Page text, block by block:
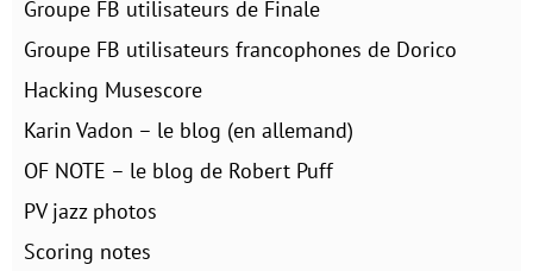
Groupe FB utilisateurs de Finale
Groupe FB utilisateurs francophones de Dorico
Hacking Musescore
Karin Vadon – le blog (en allemand)
OF NOTE – le blog de Robert Puff
PV jazz photos
Scoring notes